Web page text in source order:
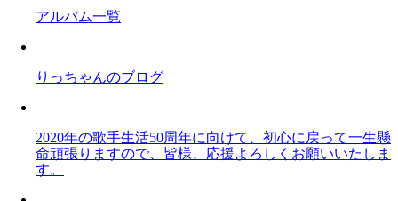
アルバム一覧
りっちゃんのブログ
2020年の歌手生活50周年に向けて、初心に戻って一生懸
命頑張りますので、皆様、応援よろしくお願いいたしま
す。